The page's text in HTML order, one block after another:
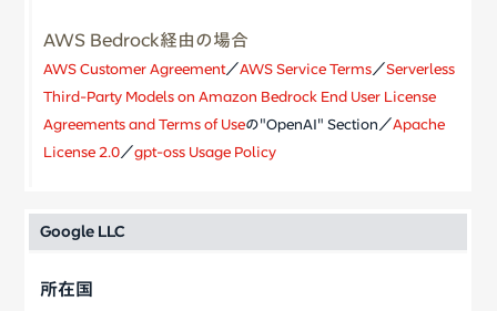
AWS Bedrock経由の場合
AWS Customer Agreement／AWS Service Terms／Serverless
Third-Party Models on Amazon Bedrock End User License
Agreements and Terms of Useの"OpenAI" Section／Apache
License 2.0／gpt-oss Usage Policy
Google LLC